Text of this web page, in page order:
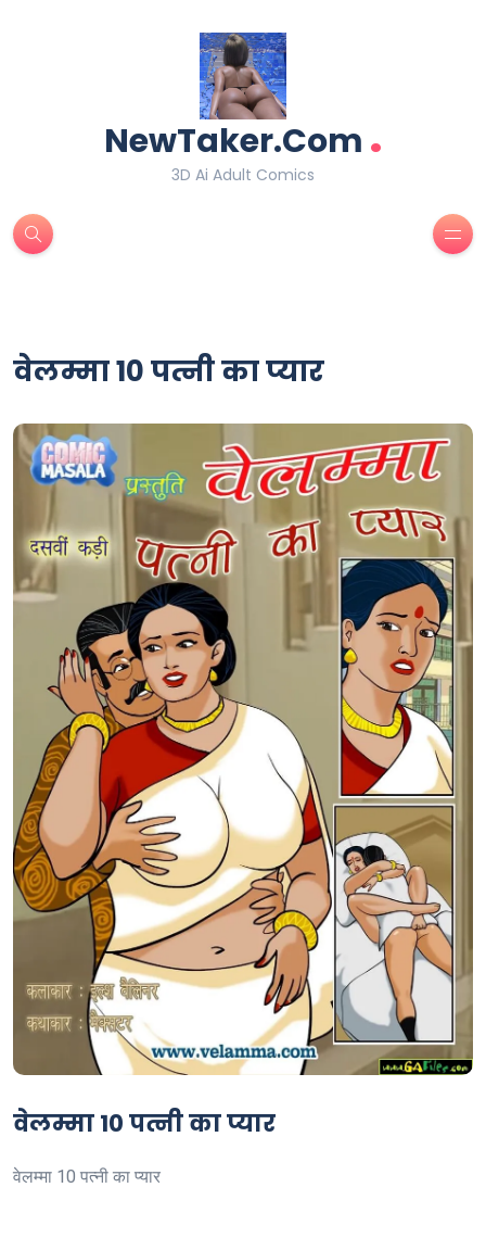
NewTaker.Com .
3D Ai Adult Comics
वेलम्मा 10 पत्नी का प्यार
वेलम्मा 10 पत्नी का प्यार
वेलम्मा 10 पत्नी का प्यार